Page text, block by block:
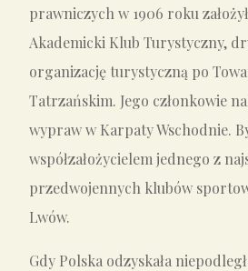
prawniczych w 1906 roku
Akademicki Klub Turystyczny,
organizację turystyczną po
Tatrzańskim. Jego członkowie
wypraw w Karpaty Wschodnie.
współzałożycielem jednego z
przedwojennych klubów
Lwów.
Gdy Polska odzyskała